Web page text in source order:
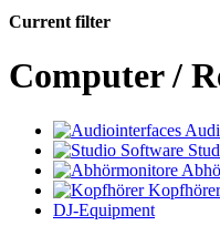
Current filter
Computer /
Kopfhörer
DJ-Equipment